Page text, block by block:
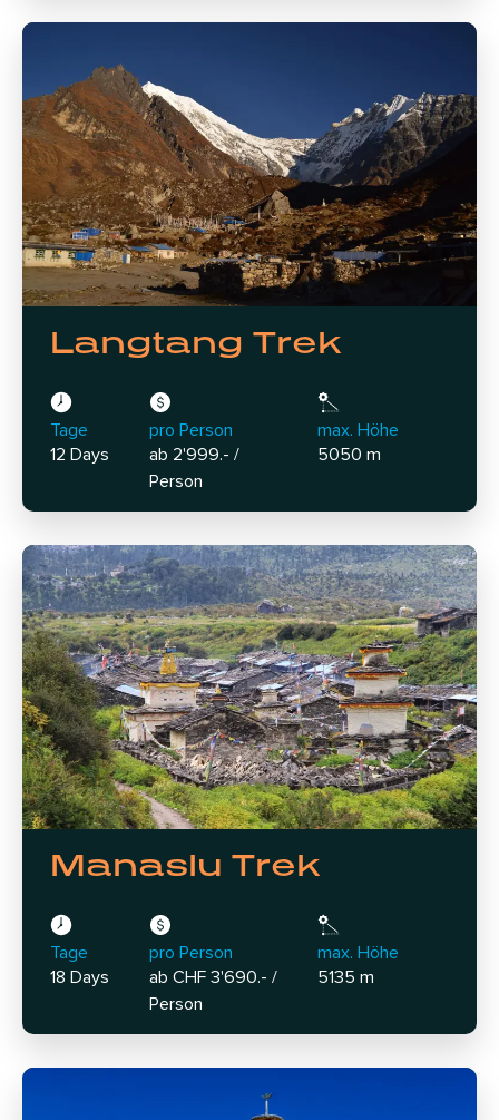
Langtang Trek
Tage
12 Days
pro Person
ab 2'999.- /
Person
max. Höhe
5050 m
Manaslu Trek
Tage
18 Days
pro Person
ab CHF 3'690.- /
Person
max. Höhe
5135 m